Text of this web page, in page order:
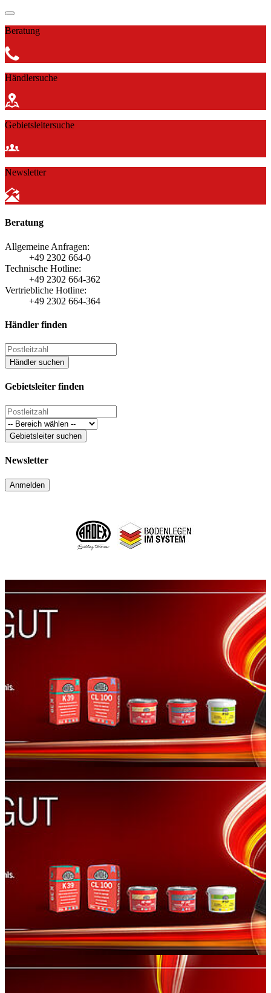
Beratung
Händlersuche
Gebietsleitersuche
Newsletter
Beratung
Allgemeine Anfragen:
+49 2302 664-0
Technische Hotline:
+49 2302 664-362
Vertriebliche Hotline:
+49 2302 664-364
Händler finden
Händler suchen
Gebietsleiter finden
Gebietsleiter suchen
Newsletter
Anmelden